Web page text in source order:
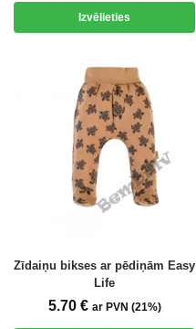
Izvēlieties
Zīdaiņu bikses ar pēdiņām Easy
Life
5.70 € ar PVN (21%)